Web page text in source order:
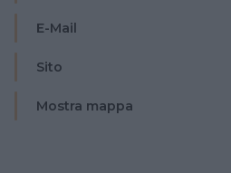
E-Mail
Sito
Mostra mappa